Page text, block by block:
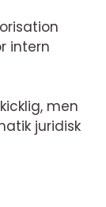
intern
men
juridisk